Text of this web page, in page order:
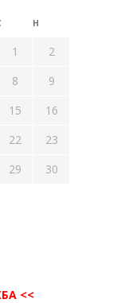
Н
1
2
8
9
15
16
22
23
29
30
<<